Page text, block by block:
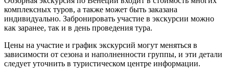
комплексных туров, а также может быть заказана
индивидуально. Забронировать участие в экскурсии можно
как заранее, так и в день проведения тура.
Цены на участие и график экскурсий могут меняться в
зависимости от сезона и наполненности группы, и эти детали
следует уточнить в туристическом центре информации.